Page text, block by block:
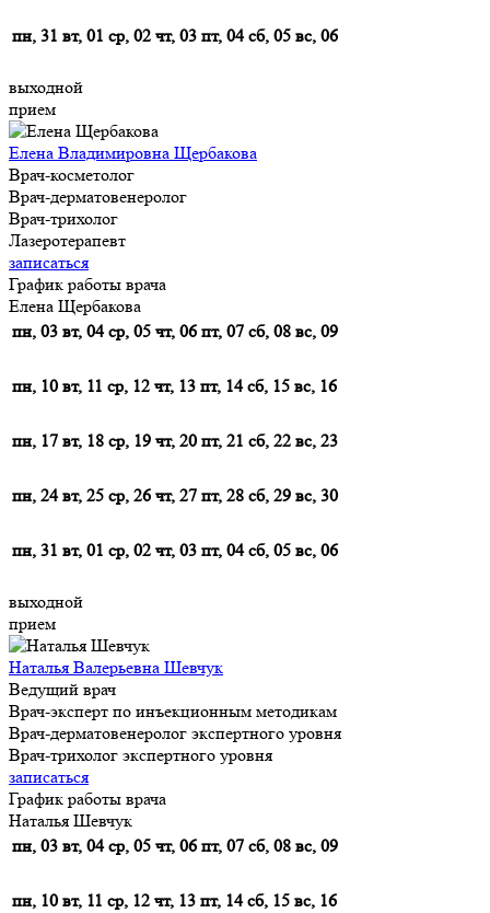
пн, 31 вт, 01 ср, 02 чт, 03 пт, 04 сб, 05 вс, 06
выходной
прием
Елена Владимировна Щербакова
Врач-косметолог
Врач-дерматовенеролог
Врач-трихолог
Лазеротерапевт
записаться
График работы врача
Елена Щербакова
пн, 03 вт, 04 ср, 05 чт, 06 пт, 07 сб, 08 вс, 09
пн, 10 вт, 11 ср, 12 чт, 13 пт, 14 сб, 15 вс, 16
пн, 17 вт, 18 ср, 19 чт, 20 пт, 21 сб, 22 вс, 23
пн, 24 вт, 25 ср, 26 чт, 27 пт, 28 сб, 29 вс, 30
пн, 31 вт, 01 ср, 02 чт, 03 пт, 04 сб, 05 вс, 06
выходной
прием
Наталья Валерьевна Шевчук
Ведущий врач
Врач-эксперт по инъекционным методикам
Врач-дерматовенеролог экспертного уровня
Врач-трихолог экспертного уровня
записаться
График работы врача
Наталья Шевчук
пн, 03 вт, 04 ср, 05 чт, 06 пт, 07 сб, 08 вс, 09
пн, 10 вт, 11 ср, 12 чт, 13 пт, 14 сб, 15 вс, 16